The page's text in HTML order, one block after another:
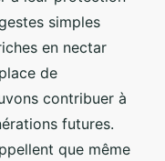
simples
en nectar
de
contribuer à
futures.
que même